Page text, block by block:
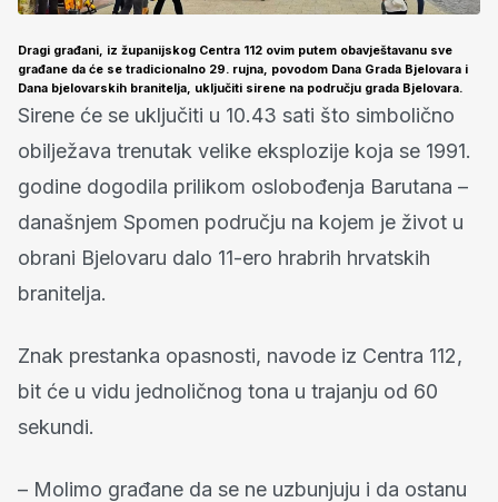
Dragi građani, iz županijskog Centra 112 ovim putem obavještavanu sve
građane da će se tradicionalno 29. rujna, povodom Dana Grada Bjelovara i
Dana bjelovarskih branitelja, uključiti sirene na području grada Bjelovara.
Sirene će se uključiti u 10.43 sati što simbolično
obilježava trenutak velike eksplozije koja se 1991.
godine dogodila prilikom oslobođenja Barutana –
današnjem Spomen području na kojem je život u
obrani Bjelovaru dalo 11-ero hrabrih hrvatskih
branitelja.
Znak prestanka opasnosti, navode iz Centra 112,
bit će u vidu jednoličnog tona u trajanju od 60
sekundi.
– Molimo građane da se ne uzbunjuju i da ostanu